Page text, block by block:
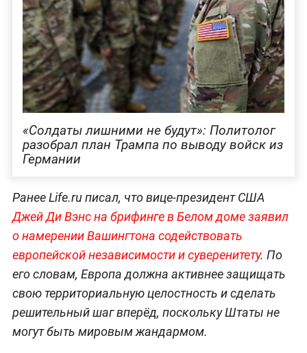
«Солдаты лишними не будут»: Политолог
разобрал план Трампа по выводу войск из
Германии
Ранее Life.ru писал, что вице-президент США
Джей Ди Вэнс на брифинге в Белом доме заявил
о намерении Вашингтона содействовать
европейской независимости и суверенитету. По
его словам, Европа должна активнее защищать
свою территориальную целостность и сделать
решительный шаг вперёд, поскольку Штаты не
могут быть мировым жандармом.